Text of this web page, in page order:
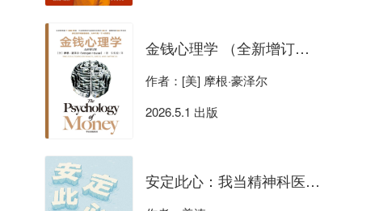
金钱心理学 （全新增订版）
作者：[美] 摩根·豪泽尔
2026.5.1 出版
安定此心：我当精神科医生的12000天